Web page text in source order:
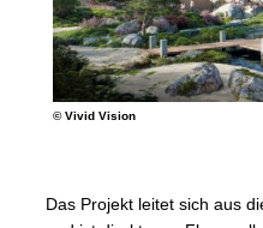
© Vivid Vision
Das Projekt leitet sich aus